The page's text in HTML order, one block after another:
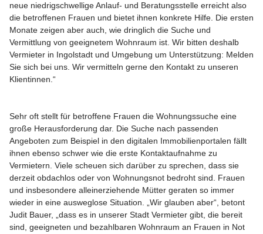
neue niedrigschwellige Anlauf- und Beratungsstelle erreicht also
die betroffenen Frauen und bietet ihnen konkrete Hilfe. Die ersten
Monate zeigen aber auch, wie dringlich die Suche und
Vermittlung von geeignetem Wohnraum ist. Wir bitten deshalb
Vermieter in Ingolstadt und Umgebung um Unterstützung: Melden
Sie sich bei uns. Wir vermitteln gerne den Kontakt zu unseren
Klientinnen.“
Sehr oft stellt für betroffene Frauen die Wohnungssuche eine
große Herausforderung dar. Die Suche nach passenden
Angeboten zum Beispiel in den digitalen Immobilienportalen fällt
ihnen ebenso schwer wie die erste Kontaktaufnahme zu
Vermietern. Viele scheuen sich darüber zu sprechen, dass sie
derzeit obdachlos oder von Wohnungsnot bedroht sind. Frauen
und insbesondere alleinerziehende Mütter geraten so immer
wieder in eine ausweglose Situation. „Wir glauben aber“, betont
Judit Bauer, „dass es in unserer Stadt Vermieter gibt, die bereit
sind, geeigneten und bezahlbaren Wohnraum an Frauen in Not